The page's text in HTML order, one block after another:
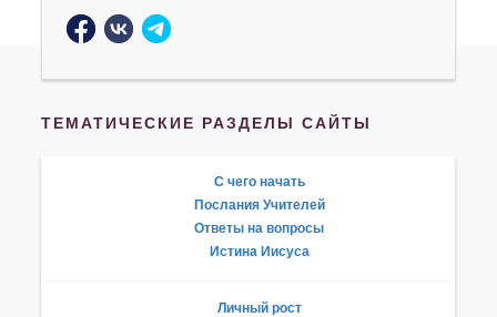
ТЕМАТИЧЕСКИЕ РАЗДЕЛЫ САЙТЫ
С чего начать
Послания Учителей
Ответы на вопросы
Истина Иисуса
Личный рост